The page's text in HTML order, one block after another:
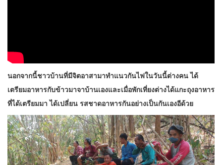
นอกจากนี้ชาวบ้านที่มีจิตอาสามาทำแนวกันไฟในวันนี้ต่างคน ได้
เตรียมอาหารกับข้าวมาจาบ้านเองและเมื่อพักเที่ยงต่างได้แกะถุงอาหาร
ที่ได้เตรียมมา ได้เปลี่ยน รสชาดอาหารกันอย่างเป็นกันเองอีด้วย